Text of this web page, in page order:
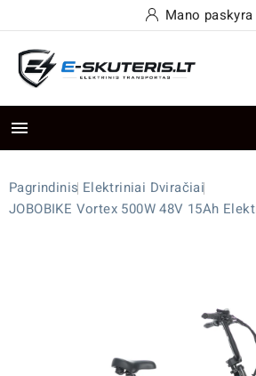
Mano paskyra

Pagrindinis Elektriniai Dviračiai
JOBOBIKE Vortex 500W 48V 15Ah